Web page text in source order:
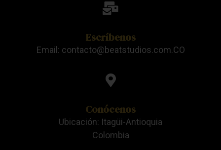
Escríbenos
Email: contacto@beatstudios.com.CO
Conócenos
Ubicación: Itagüi-Antioquia
Colombia